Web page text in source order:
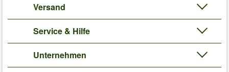
Versand
Service & Hilfe
Unternehmen